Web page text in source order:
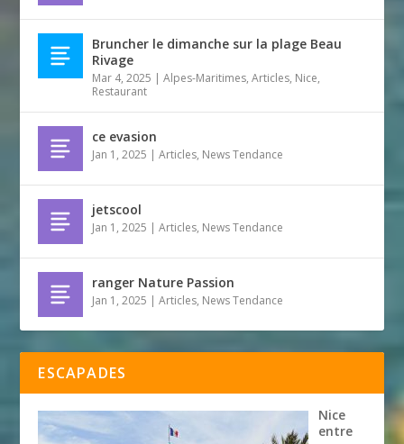
Bruncher le dimanche sur la plage Beau
Rivage
Mar 4, 2025 |Alpes-Maritimes,Articles, Nice,
Restaurant
ce evasion
Jan 1, 2025 |Articles, News Tendance
jetscool
Jan 1, 2025 |Articles, News Tendance
ranger Nature Passion
Jan 1, 2025 |Articles, News Tendance
ESCAPADES
Nice
entre